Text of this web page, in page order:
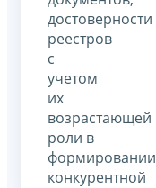
достоверности
реестров
с
учетом
их
возрастающей
роли в
формировании
конкурентной